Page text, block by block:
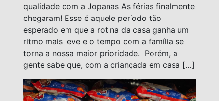
qualidade com a Jopanas As férias finalmente
chegaram! Esse é aquele período tão
esperado em que a rotina da casa ganha um
ritmo mais leve e o tempo com a família se
torna a nossa maior prioridade. Porém, a
gente sabe que, com a criançada em casa […]